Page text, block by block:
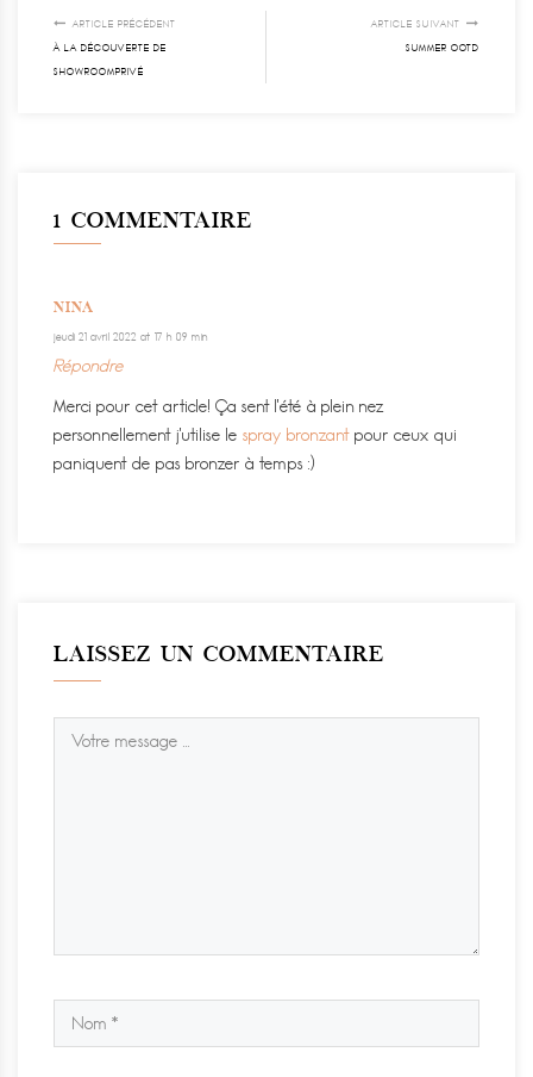
ARTICLE PRÉCÉDENT
À LA DÉCOUVERTE DE
SHOWROOMPRIVÉ
ARTICLE SUIVANT
SUMMER OOTD
1 COMMENTAIRE
NINA
jeudi 21 avril 2022 at 17 h 09 min
Répondre
Merci pour cet article! Ça sent l’été à plein nez
personnellement j’utilise le spray bronzant pour ceux qui
paniquent de pas bronzer à temps :)
LAISSEZ UN COMMENTAIRE